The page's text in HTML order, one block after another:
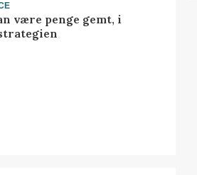
være penge gemt, i